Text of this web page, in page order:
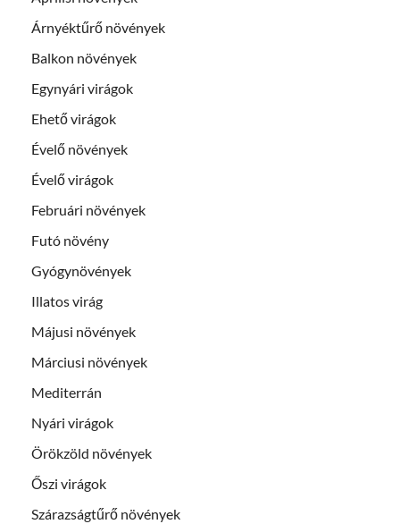
Árnyéktűrő növények
Balkon növények
Egynyári virágok
Ehető virágok
Évelő növények
Évelő virágok
Februári növények
Futó növény
Gyógynövények
Illatos virág
Májusi növények
Márciusi növények
Mediterrán
Nyári virágok
Örökzöld növények
Őszi virágok
Szárazságtűrő növények